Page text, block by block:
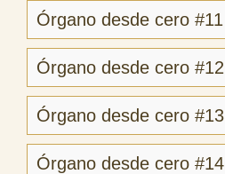
Órgano desde cero #11
Órgano desde cero #12
Órgano desde cero #13
Órgano desde cero #14